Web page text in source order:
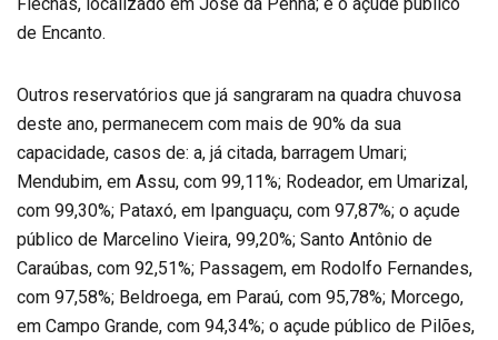
de Encanto.
Outros reservatórios que já sangraram na quadra chuvosa
deste ano, permanecem com mais de 90% da sua
capacidade, casos de: a, já citada, barragem Umari;
Mendubim, em Assu, com 99,11%; Rodeador, em Umarizal,
com 99,30%; Pataxó, em Ipanguaçu, com 97,87%; o açude
público de Marcelino Vieira, 99,20%; Santo Antônio de
Caraúbas, com 92,51%; Passagem, em Rodolfo Fernandes,
com 97,58%; Beldroega, em Paraú, com 95,78%; Morcego,
em Campo Grande, com 94,34%; o açude público de Pilões,